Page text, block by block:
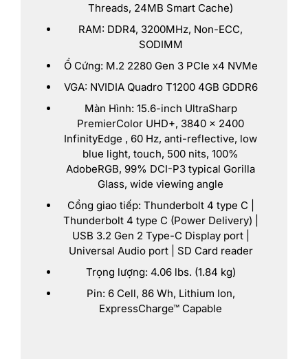
Threads, 24MB Smart Cache)
RAM: DDR4, 3200MHz, Non-ECC,
SODIMM
Ổ Cứng: M.2 2280 Gen 3 PCIe x4 NVMe
VGA: NVIDIA Quadro T1200 4GB GDDR6
Màn Hình: 15.6-inch UltraSharp
PremierColor UHD+, 3840 x 2400
InfinityEdge , 60 Hz, anti-reflective, low
blue light, touch, 500 nits, 100%
AdobeRGB, 99% DCI-P3 typical Gorilla
Glass, wide viewing angle
Cổng giao tiếp: Thunderbolt 4 type C |
Thunderbolt 4 type C (Power Delivery) |
USB 3.2 Gen 2 Type-C Display port |
Universal Audio port | SD Card reader
Trọng lượng: 4.06 lbs. (1.84 kg)
Pin: 6 Cell, 86 Wh, Lithium Ion,
ExpressCharge™ Capable